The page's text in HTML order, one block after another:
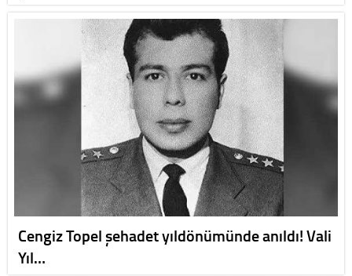
Cengiz Topel şehadet yıldönümünde anıldı! Vali
Yıl…